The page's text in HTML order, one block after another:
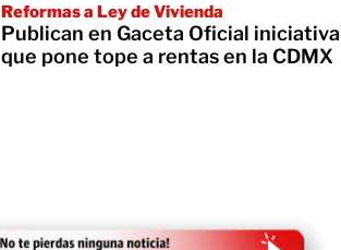
Reformas a Ley de Vivienda
Publican en Gaceta Oficial iniciativa
que pone tope a rentas en la CDMX